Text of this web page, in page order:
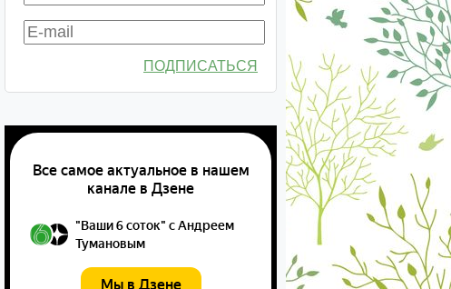
март апрель
ПОДПИСАТЬСЯ